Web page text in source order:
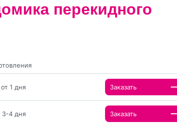
перекидного
от 1 дня Заказать
3-4 дня Заказать